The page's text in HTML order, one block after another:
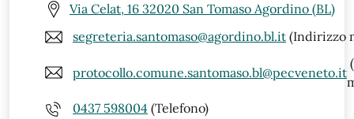
Via Celat, 16 32020 San Tomaso Agordino (BL)
segreteria.santomaso@agordino.bl.it (Indirizzo
protocollo.comune.santomaso.bl@pecveneto.it
0437 598004 (Telefono)